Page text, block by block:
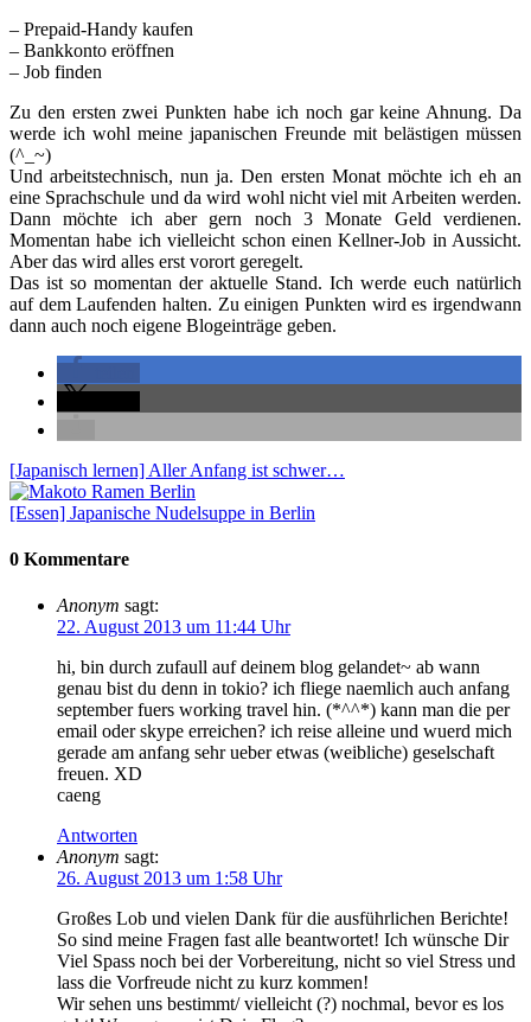
– Prepaid-Handy kaufen
– Bankkonto eröffnen
– Job finden
Zu den ersten zwei Punkten habe ich noch gar keine Ahnung. Da
werde ich wohl meine japanischen Freunde mit belästigen müssen
(^_~)
Und arbeitstechnisch, nun ja. Den ersten Monat möchte ich eh an
eine Sprachschule und da wird wohl nicht viel mit Arbeiten werden.
Dann möchte ich aber gern noch 3 Monate Geld verdienen.
Momentan habe ich vielleicht schon einen Kellner-Job in Aussicht.
Aber das wird alles erst vorort geregelt.
Das ist so momentan der aktuelle Stand. Ich werde euch natürlich
auf dem Laufenden halten. Zu einigen Punkten wird es irgendwann
dann auch noch eigene Blogeinträge geben.
[Japanisch lernen] Aller Anfang ist schwer…
[Essen] Japanische Nudelsuppe in Berlin
0 Kommentare
Anonym sagt:
22. August 2013 um 11:44 Uhr
hi, bin durch zufaull auf deinem blog gelandet~ ab wann
genau bist du denn in tokio? ich fliege naemlich auch anfang
september fuers working travel hin. (*^^*) kann man die per
email oder skype erreichen? ich reise alleine und wuerd mich
gerade am anfang sehr ueber etwas (weibliche) geselschaft
freuen. XD
caeng
Antworten
Anonym sagt:
26. August 2013 um 1:58 Uhr
Großes Lob und vielen Dank für die ausführlichen Berichte!
So sind meine Fragen fast alle beantwortet! Ich wünsche Dir
Viel Spass noch bei der Vorbereitung, nicht so viel Stress und
lass die Vorfreude nicht zu kurz kommen!
Wir sehen uns bestimmt/ vielleicht (?) nochmal, bevor es los